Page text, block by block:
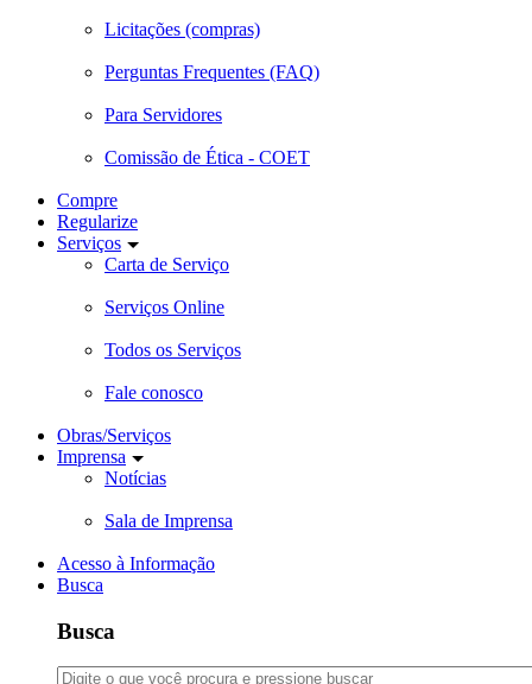
Licitações (compras)
Perguntas Frequentes (FAQ)
Para Servidores
Comissão de Ética - COET
Compre
Regularize
Serviços
Carta de Serviço
Serviços Online
Todos os Serviços
Fale conosco
Obras/Serviços
Imprensa
Notícias
Sala de Imprensa
Acesso à Informação
Busca
Busca